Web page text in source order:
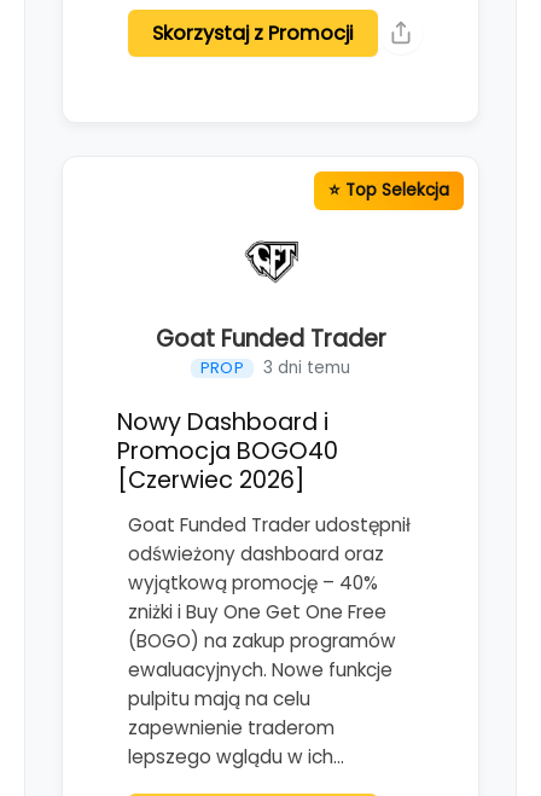
Skorzystaj z Promocji
Goat Funded Trader
PROP 3 dni temu
Nowy Dashboard i
Promocja BOGO40
[Czerwiec 2026]
Goat Funded Trader udostępnił
odświeżony dashboard oraz
wyjątkową promocję – 40%
zniżki i Buy One Get One Free
(BOGO) na zakup programów
ewaluacyjnych. Nowe funkcje
pulpitu mają na celu
zapewnienie traderom
lepszego wglądu w ich…